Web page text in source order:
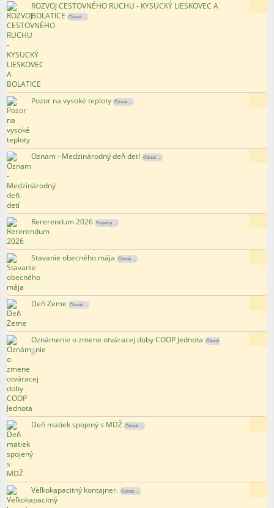
ROZVOJ CESTOVNÉHO RUCHU - KYSUCKÝ LIESKOVEC A
BOLATICE Článok ...
Pozor na vysoké teploty Článok ...
Oznam - Medzinárodný deň detí Článok ...
Rererendum 2026 Projekty ...
Stavanie obecného mája Článok ...
Deň Zeme Článok ...
Oznámenie o zmene otváracej doby COOP Jednota Článok
...
Deň matiek spojený s MDŽ Článok ...
Veľkokapacitný kontajner. Článok ...